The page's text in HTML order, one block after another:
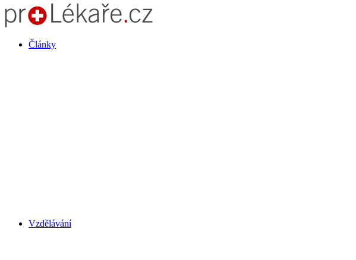
Články
Vzdělávání